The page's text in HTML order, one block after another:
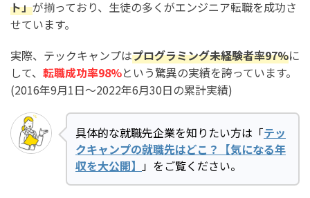
ト」が揃っており、生徒の多くがエンジニア転職を成功さ
せています。
実際、テックキャンプはプログラミング未経験者率97%に
して、 転職成功率98%という驚異の実績を誇っています。
(2016年9月1日〜2022年6月30日の累計実績)
具体的な就職先企業を知りたい方は「テッ
クキャンプの就職先はどこ？【気になる年
収を大公開】 」をご覧ください。